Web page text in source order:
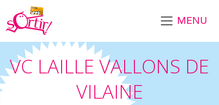
MENU
VC LAILLE VALLONS DE
VILAINE